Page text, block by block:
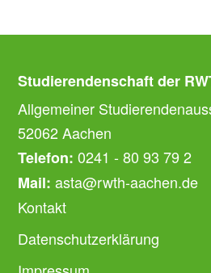
Studierendenschaft der
Allgemeiner
52062 Aachen
Telefon: 0241 - 80 93 79 2
Mail: asta@rwth-aachen.de
Kontakt
Datenschutzerklärung